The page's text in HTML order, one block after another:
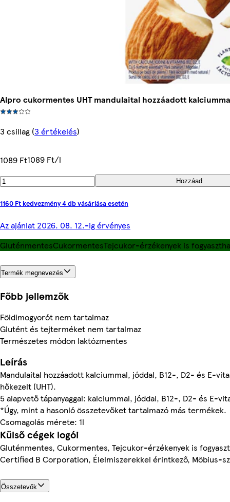
Alpro cukormentes UHT mandulaital hozzáadott
3 csillag (3 értékelés)
1089 Ft1089 Ft/l
Hozzáad
1160 Ft kedvezmény 4 db vásárlása esetén
Az ajánlat 2026. 08. 12.-ig érvényes
GluténmentesCukormentesTejcukor-érzékenyek is
Termék megnevezés
Főbb jellemzők
Földimogyorót nem tartalmaz
Glutént és tejterméket nem tartalmaz
Természetes módon laktózmentes
Leírás
Mandulaital hozzáadott kalciummal, jóddal, B12-, D2- és E-
hőkezelt (UHT).
5 alapvető tápanyaggal: kalciummal, jóddal, B12-, D2- és E-
*Úgy, mint a hasonló összetevőket tartalmazó más termékek.
Csomagolás mérete: 1l
Külső cégek logói
Gluténmentes, Cukormentes, Tejcukor-érzékenyek is
Certified B Corporation, Élelmiszerekkel érintkező, Möbius-
Összetevők